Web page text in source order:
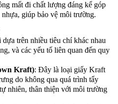
mất đi chất lượng đáng kể góp
giúp bảo vệ môi trường.
trên nhiều tiêu chí khác nhau
và các yếu tố liên quan đến quy
Kraft): Đây là loại giấy Kraft
do không qua quá trình tẩy
nhiên, thân thiện với môi trường